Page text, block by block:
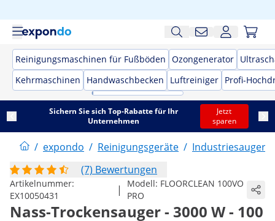
Reinigungsmaschinen für Fußböden Ozongenerator
Kehrmaschinen
Handwaschbecken Luftreiniger Profi-
Sichern Sie sich Top-Rabatte für Ihr
Unternehmen
Jetzt
sparen
/ expondo / Reinigungsgeräte / Industriesauger
(7) Bewertungen
Artikelnummer:
EX10050431
| Modell: FLOORCLEAN 100VO
PRO
Nass-Trockensauger - 3000 W - 100